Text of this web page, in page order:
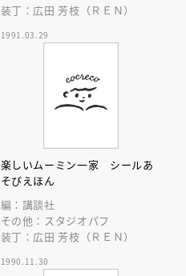
装丁：広田 芳枝（ＲＥＮ）
1991.03.29
楽しいムーミン一家 シールあ
そびえほん
編：講談社
その他：スタジオパフ
装丁：広田 芳枝（ＲＥＮ）
1990.11.30